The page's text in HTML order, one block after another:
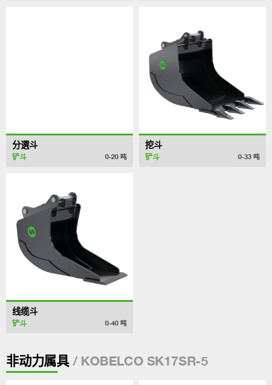
分選斗
铲斗 0-20 吨
挖斗
铲斗 0-33 吨
线缆斗
铲斗 0-40 吨
非动力属具/ KOBELCO SK17SR-5